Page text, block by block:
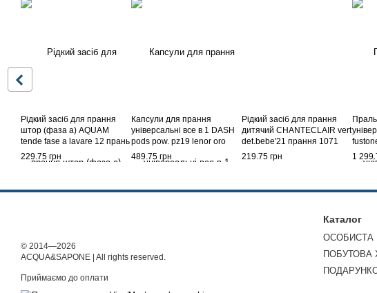
Рідкий засіб для прання
штор (фаза а) AQUAM
tende fase a lavare 12 прань
1 л.
229.75 грн
Капсули для прання
універсальні все в 1 DASH
pods pow. pz19 lenor oro
489.75 грн
Рідкий засіб для прання
дитячий CHANTECLAIR vert
det.bebe'21 прання 1071
мл.
219.75 грн
прань
1
© 2014—2026
ACQUA&SAPONE | All rights reserved.
Приймаємо до оплати
Каталог
ОСОБИСТА
ПОБУТОВА